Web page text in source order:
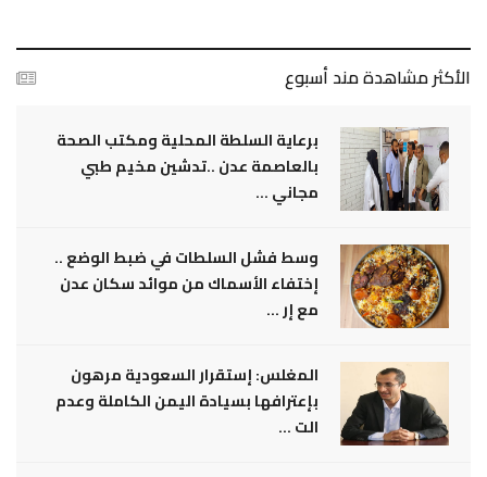
الأكثر مشاهدة مند أسبوع
برعاية السلطة المحلية ومكتب الصحة
بالعاصمة عدن ..تدشين مخيم طبي
مجاني ...
وسط فشل السلطات في ضبط الوضع ..
إختفاء الأسماك من موائد سكان عدن
مع إر ...
المغلس: إستقرار السعودية مرهون
بإعترافها بسيادة اليمن الكاملة وعدم
الت ...